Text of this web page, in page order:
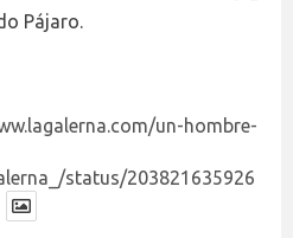
Pájaro.
un-hombre-
status/203821635926